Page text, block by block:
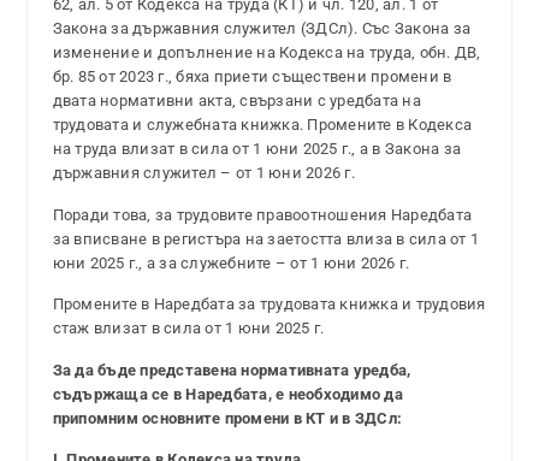
62, ал. 5 от Кодекса на труда (КТ) и чл. 120, ал. 1 от
Закона за държавния служител (ЗДСл). Със Закона за
изменение и допълнение на Кодекса на труда, обн. ДВ,
бр. 85 от 2023 г., бяха приети съществени промени в
двата нормативни акта, свързани с уредбата на
трудовата и служебната книжка. Промените в Кодекса
на труда влизат в сила от 1 юни 2025 г., а в Закона за
държавния служител – от 1 юни 2026 г.
Поради това, за трудовите правоотношения Наредбата
за вписване в регистъра на заетостта влиза в сила от 1
юни 2025 г., а за служебните – от 1 юни 2026 г.
Промените в Наредбата за трудовата книжка и трудовия
стаж влизат в сила от 1 юни 2025 г.
За да бъде представена нормативната уредба,
съдържаща се в Наредбата, е необходимо да
припомним основните промени в КТ и в ЗДСл: